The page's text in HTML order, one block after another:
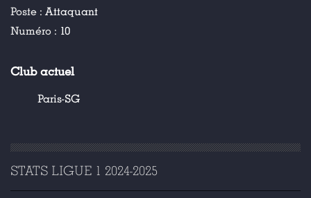
Poste : Attaquant
Numéro : 10
Club actuel
Paris-SG
STATS LIGUE 1 2024-2025